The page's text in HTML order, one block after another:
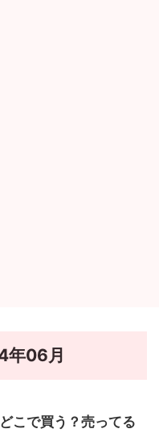
年06月
こで買う？売ってる